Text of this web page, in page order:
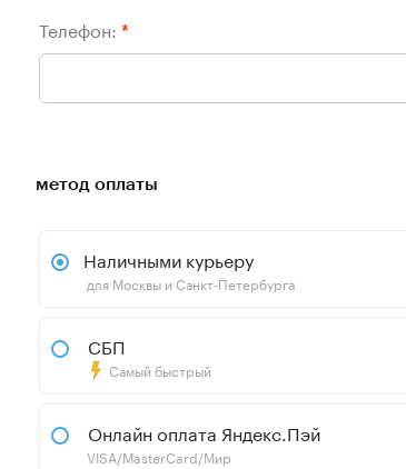
Телефон: *
метод оплаты
Наличными курьеру
для Москвы и Санкт-Петербурга
СБП
Самый быстрый
Онлайн оплата Яндекс.Пэй
VISA/MasterCard/Мир